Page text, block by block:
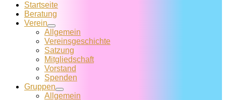
Startseite
Beratung
Verein
Allgemein
Vereins­geschichte
Satzung
Mitglied­schaft
Vorstand
Spenden
Gruppen
Allgemein